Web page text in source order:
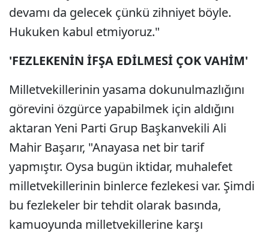
devamı da gelecek çünkü zihniyet böyle.
Hukuken kabul etmiyoruz."
'FEZLEKENİN İFŞA EDİLMESİ ÇOK VAHİM'
Milletvekillerinin yasama dokunulmazlığını
görevini özgürce yapabilmek için aldığını
aktaran Yeni Parti Grup Başkanvekili Ali
Mahir Başarır, "Anayasa net bir tarif
yapmıştır. Oysa bugün iktidar, muhalefet
milletvekillerinin binlerce fezlekesi var. Şimdi
bu fezlekeler bir tehdit olarak basında,
kamuoyunda milletvekillerine karşı